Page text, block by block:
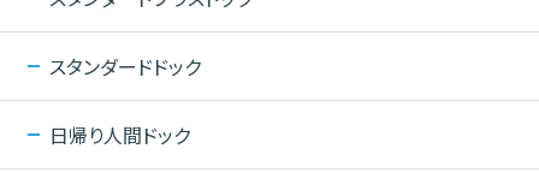
スタンダードドック
日帰り人間ドック